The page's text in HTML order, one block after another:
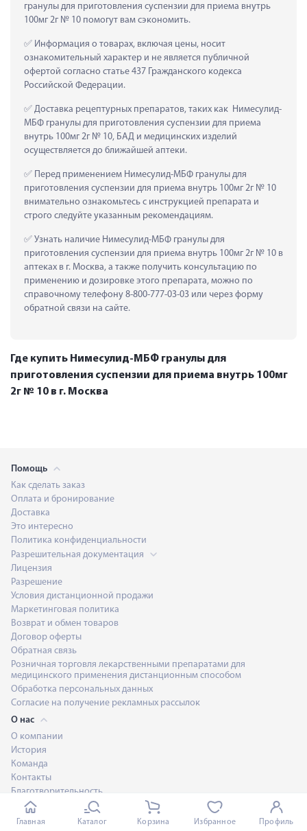
гранулы для приготовления суспензии для приема внутрь
100мг 2г № 10 помогут вам сэкономить.
Информация о товарах, включая цены, носит
ознакомительный характер и не является публичной
офертой согласно статье 437 Гражданского кодекса
Российской Федерации.
Доставка рецептурных препаратов, таких как  Нимесулид-
МБФ гранулы для приготовления суспензии для приема
внутрь 100мг 2г № 10, БАД и медицинских изделий
осуществляется до ближайшей аптеки.
Перед применением Нимесулид-МБФ гранулы для
приготовления суспензии для приема внутрь 100мг 2г № 10
внимательно ознакомьтесь с инструкцией препарата и
строго следуйте указанным рекомендациям.
Узнать наличие Нимесулид-МБФ гранулы для
приготовления суспензии для приема внутрь 100мг 2г № 10 в
аптеках в г. Москва, а также получить консультацию по
применению и дозировке этого препарата, можно по
справочному телефону 8-800-777-03-03 или через форму
обратной связи на сайте.
Где купить Нимесулид-МБФ гранулы для
приготовления суспензии для приема внутрь 100мг
2г № 10 в г. Москва
Помощь
Как сделать заказ
Оплата и бронирование
Доставка
Это интересно
Политика конфиденциальности
Разрешительная документация
Лицензия
Разрешение
Условия дистанционной продажи
Маркетинговая политика
Возврат и обмен товаров
Договор оферты
Обратная связь
Розничная торговля лекарственными препаратами для
медицинского применения дистанционным способом
Обработка персональных данных
Согласие на получение рекламных рассылок
О нас
О компании
История
Команда
Контакты
Благотворительность
Оставить отзыв
Редакционная политика
Главная Каталог Корзина Избранное Профиль